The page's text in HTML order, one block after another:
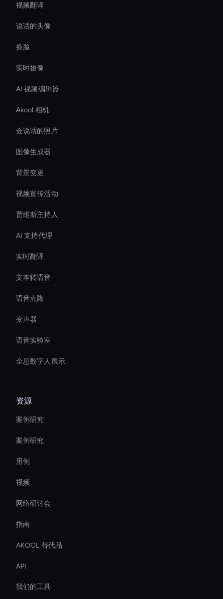
视频翻译
说话的头像
换脸
实时摄像
AI 视频编辑器
Akool 相机
会说话的照片
图像生成器
背景变更
视频宣传活动
贾维斯主持人
AI 支持代理
实时翻译
文本转语音
语音克隆
变声器
语音实验室
全息数字人展示
资源
案例研究
案例研究
用例
视频
网络研讨会
指南
AKOOL 替代品
API
我们的工具